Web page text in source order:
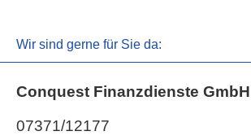
Wir sind gerne für Sie da:
Conquest Finanzdienste GmbH
07371/12177